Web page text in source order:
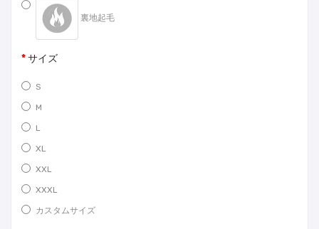
裏地起毛
サイズ
S
M
L
XL
XXL
XXXL
カスタムサイズ